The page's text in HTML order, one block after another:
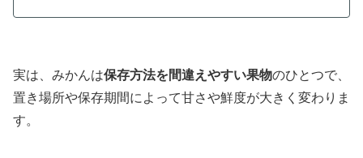
実は、みかんは保存方法を間違えやすい果物のひとつで、
置き場所や保存期間によって甘さや鮮度が大きく変わりま
す。